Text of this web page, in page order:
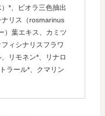
*、ビオラ三色抽出
リス（rosmarinus
）葉エキス、カミツ
ィシナリスフラワ
リモネン*、リナロ
ラール*、クマリン